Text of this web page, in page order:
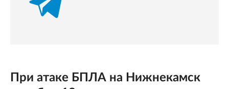
При атаке БПЛА на Нижнекамск